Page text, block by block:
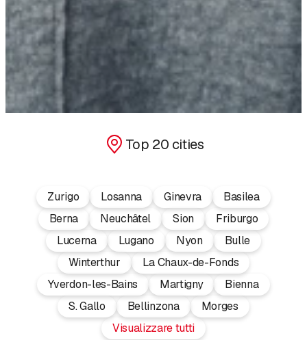
Top 20 cities
Zurigo Losanna Ginevra
Basilea
Berna
Neuchâtel Sion
Friburgo
Lucerna
Lugano Nyon
Bulle
Winterthur
La Chaux-de-Fonds
Yverdon-les-Bains
Martigny
Bienna
S. Gallo
Bellinzona
Morges
Visualizzare tutti